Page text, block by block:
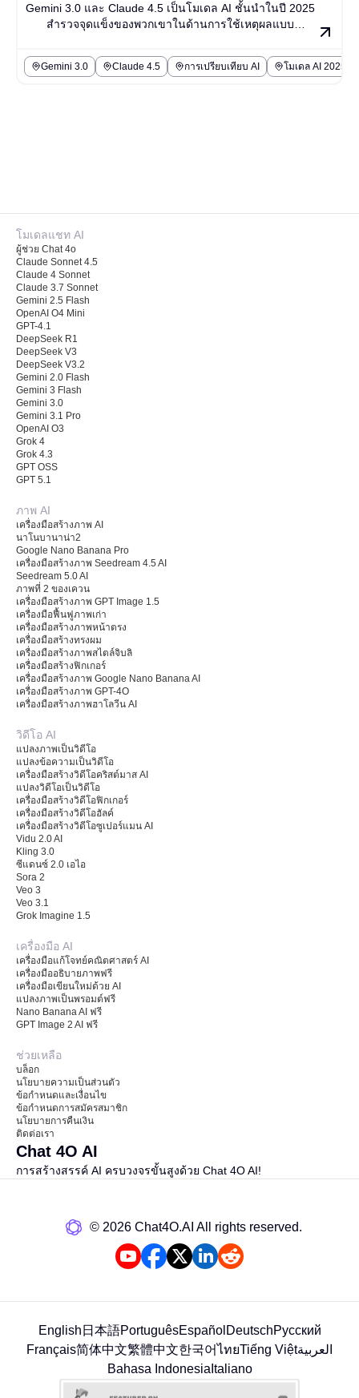
ในปี 2025?
Gemini 3.0 และ Claude 4.5 เป็นโมเดล AI ชั้นนำในปี 2025
สำรวจจุดแข็งของพวกเขาในด้านการใช้เหตุผลแบบ
โลกจริง
Gemini 3.0 Claude 4.5 การเปรียบเทียบ AI โมเดล AI 2025
โมเดลแชท AI
ผู้ช่วย Chat 4o
Claude Sonnet 4.5
Claude 4 Sonnet
Claude 3.7 Sonnet
Gemini 2.5 Flash
OpenAI O4 Mini
GPT-4.1
DeepSeek R1
DeepSeek V3
DeepSeek V3.2
Gemini 2.0 Flash
Gemini 3 Flash
Gemini 3.0
Gemini 3.1 Pro
OpenAI O3
Grok 4
Grok 4.3
GPT OSS
GPT 5.1
ภาพ AI
เครื่องมือสร้างภาพ AI
นาโนบานาน่า2
Google Nano Banana Pro
เครื่องมือสร้างภาพ Seedream 4.5 AI
Seedream 5.0 AI
ภาพที่ 2 ของเควน
เครื่องมือสร้างภาพ GPT Image 1.5
เครื่องมือฟื้นฟูภาพเก่า
เครื่องมือสร้างภาพหน้าตรง
เครื่องมือสร้างทรงผม
เครื่องมือสร้างภาพสไตล์จิบลิ
เครื่องมือสร้างฟิกเกอร์
เครื่องมือสร้างภาพ Google Nano Banana AI
เครื่องมือสร้างภาพ GPT-4O
เครื่องมือสร้างภาพฮาโลวีน AI
วิดีโอ AI
แปลงภาพเป็นวิดีโอ
แปลงข้อความเป็นวิดีโอ
เครื่องมือสร้างวิดีโอคริสต์มาส AI
แปลงวิดีโอเป็นวิดีโอ
เครื่องมือสร้างวิดีโอฟิกเกอร์
เครื่องมือสร้างวิดีโอฮัลค์
เครื่องมือสร้างวิดีโอซูเปอร์แมน AI
Vidu 2.0 AI
Kling 3.0
ซีแดนซ์ 2.0 เอไอ
Sora 2
Veo 3
Veo 3.1
Grok Imagine 1.5
เครื่องมือ AI
เครื่องมือแก้โจทย์คณิตศาสตร์ AI
เครื่องมืออธิบายภาพฟรี
เครื่องมือเขียนใหม่ด้วย AI
แปลงภาพเป็นพรอมต์ฟรี
Nano Banana AI ฟรี
GPT Image 2 AI ฟรี
ช่วยเหลือ
บล็อก
นโยบายความเป็นส่วนตัว
ข้อกำหนดและเงื่อนไข
ข้อกำหนดการสมัครสมาชิก
นโยบายการคืนเงิน
ติดต่อเรา
Chat 4O AI
การสร้างสรรค์ AI ครบวงจรขั้นสูงด้วย Chat 4O AI!
©️ 2026 Chat4O.AI All rights reserved.
English 日本語PortuguêsEspañol DeutschРусский
Français简体中文繁體中文한국어ไทยTiếng Việtالعربية
Bahasa Indonesia Italiano